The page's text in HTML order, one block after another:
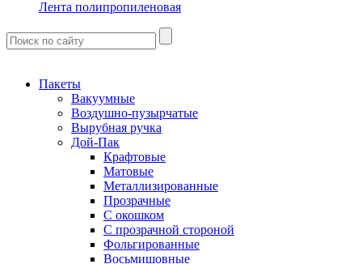
Лента полипропиленовая
Пакеты
Вакуумные
Воздушно-пузырчатые
Вырубная ручка
Дой-Пак
Крафтовые
Матовые
Металлизированные
Прозрачные
С окошком
С прозрачной стороной
Фольгированные
Восьмишовные